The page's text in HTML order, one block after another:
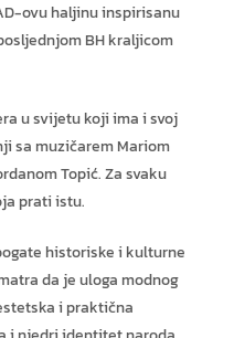
ovu haljinu inspirisanu
BH kraljicom
u svijetu koji ima i svoj
sa muzičarem Mariom
Topić. Za svaku
prati istu.
historiske i kulturne
da je uloga modnog
i praktična